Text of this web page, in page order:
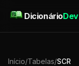
DicionárioDev
Início/Tabelas/SCR